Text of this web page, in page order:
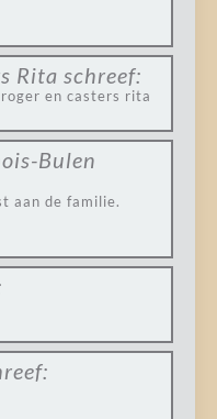
Rita schreef:
en casters rita
Bulen
aan de familie.